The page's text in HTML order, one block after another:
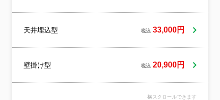
天井埋込型 税込 33,000円
壁掛け型 税込 20,900円
横スクロールできます